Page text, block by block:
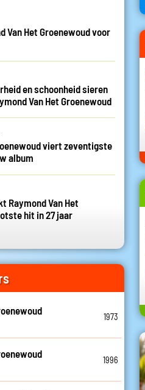
Van Het Groenewoud voor
en schoonheid sieren
Van Het Groenewoud
viert zeventigste
album
Raymond Van Het
hit in 27 jaar
1973
1996